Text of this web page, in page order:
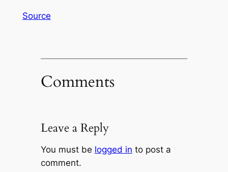
Source
Comments
Leave a Reply
You must be logged in to post a
comment.